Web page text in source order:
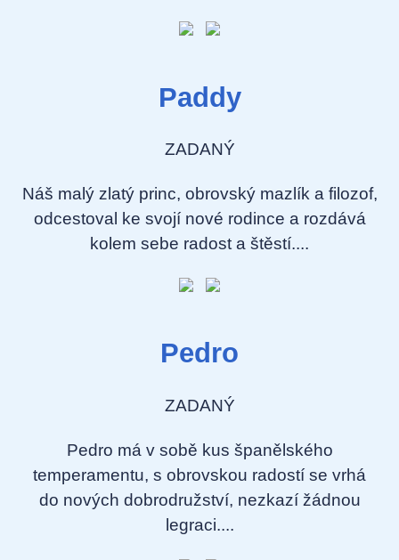
Paddy
ZADANÝ
Náš malý zlatý princ, obrovský mazlík a filozof,
odcestoval ke svojí nové rodince a rozdává
kolem sebe radost a štěstí....
Pedro
ZADANÝ
Pedro má v sobě kus španělského
temperamentu, s obrovskou radostí se vrhá
do nových dobrodružství, nezkazí žádnou
legraci....